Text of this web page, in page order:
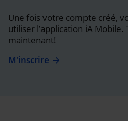
Une fois votre compte créé,
utiliser l’application iA Mobile.
maintenant!
M'inscrire